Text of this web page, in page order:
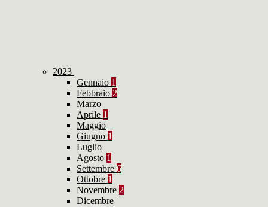
2023
Gennaio 1
Febbraio 2
Marzo
Aprile 1
Maggio
Giugno 1
Luglio
Agosto 1
Settembre 6
Ottobre 1
Novembre 2
Dicembre